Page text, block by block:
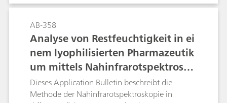
möglich ist, entweder weil die Probe störende
Komponenten enthält oder sich die Probe
infolge ihrer Konsistenz nur sehr schwer oder
gar nicht in das Titriergefäss überführen
lässt.Das vorliegende Application Bulletin
beschreibt die automatische
Wasserbestimmung mithilfe der Ofentechnik
und der coulometrischen KF-Titration am
AB-358
Analyse von Restfeuchtigkeit in ei
nem lyophilisierten Pharmazeutik
um mittels Nahinfrarotspektrosko
pie (NIRS)
Dieses Application Bulletin beschreibt die
Methode der Nahinfrarotspektroskopie in